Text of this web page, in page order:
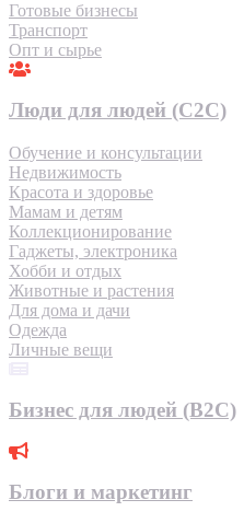
Готовые бизнесы
Транспорт
Опт и сырье
Люди для людей (С2С)
Обучение и консультации
Недвижимость
Красота и здоровье
Мамам и детям
Коллекционирование
Гаджеты, электроника
Хобби и отдых
Животные и растения
Для дома и дачи
Одежда
Личные вещи
Бизнес для людей (B2C)
Блоги и маркетинг